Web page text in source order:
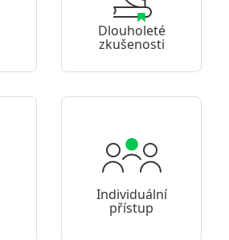
Dlouholeté
zkušenosti
Individuální
přístup